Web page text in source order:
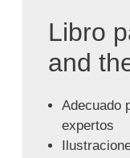
Libro
and
Adecuado
expertos